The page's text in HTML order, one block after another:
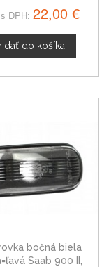
DPH: 22,00 €
do košíka
bočná biela
Saab 900 II,